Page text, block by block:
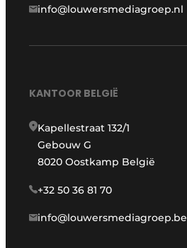
info@louwersmediagroep.nl
KANTOOR BELGIË
Kapellestraat 132/1
Gebouw G
8020 Oostkamp België
+32 50 36 81 70
info@louwersmediagroep.be